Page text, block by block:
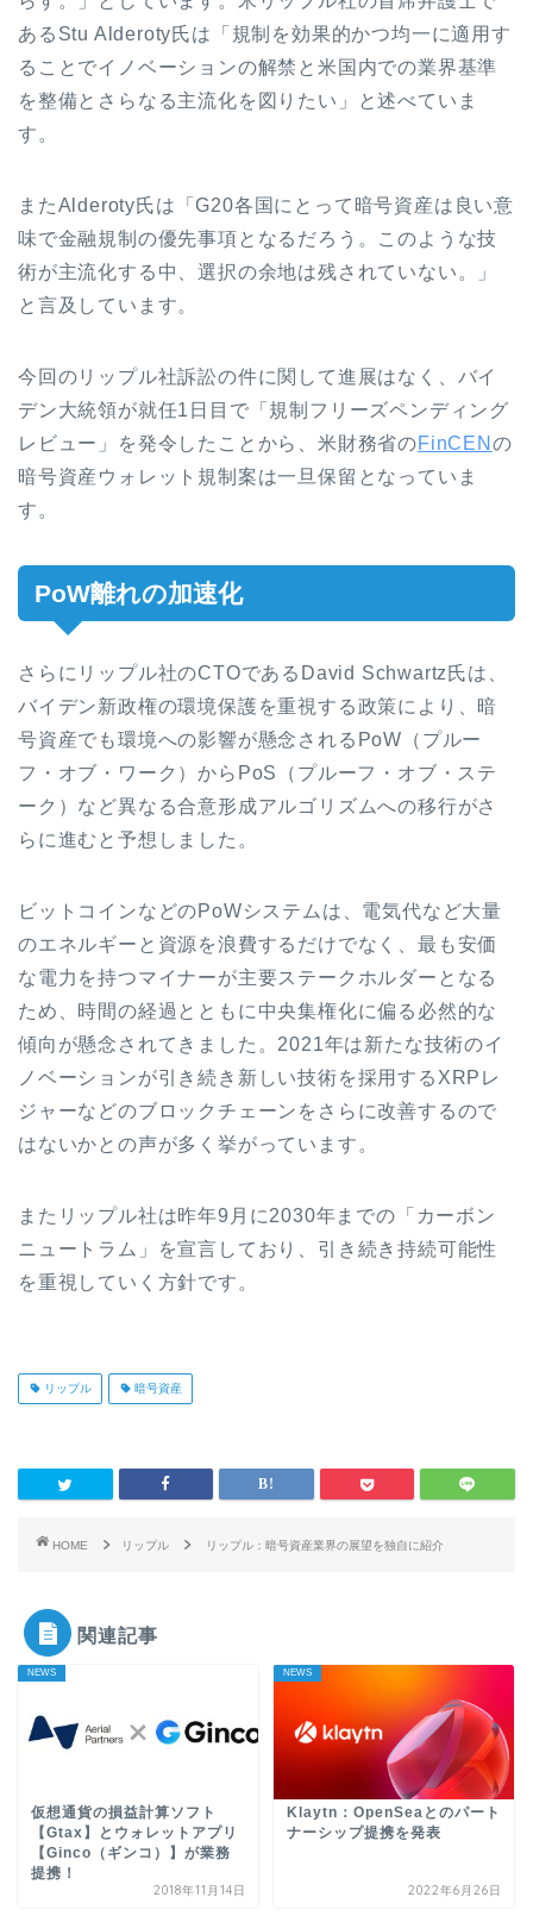
あるStu Alderoty氏は「規制を効果的かつ均一に適用す
ることでイノベーションの解禁と米国内での業界基準
を整備とさらなる主流化を図りたい」と述べていま
す。
またAlderoty氏は「G20各国にとって暗号資産は良い意
味で金融規制の優先事項となるだろう。このような技
術が主流化する中、選択の余地は残されていない。」
と言及しています。
今回のリップル社訴訟の件に関して進展はなく、バイ
デン大統領が就任1日目で「規制フリーズペンディング
レビュー」を発令したことから、米財務省のFinCEN の
暗号資産ウォレット規制案は一旦保留となっていま
す。
PoW離れの加速化
さらにリップル社のCTOであるDavid Schwartz氏は、
バイデン新政権の環境保護を重視する政策により、暗
号資産でも環境への影響が懸念されるPoW（プルー
フ・オブ・ワーク）からPoS（プルーフ・オブ・ステ
ーク）など異なる合意形成アルゴリズムへの移行がさ
らに進むと予想しました。
ビットコインなどのPoWシステムは、電気代など大量
のエネルギーと資源を浪費するだけでなく、最も安価
な電力を持つマイナーが主要ステークホルダーとなる
ため、時間の経過とともに中央集権化に偏る必然的な
傾向が懸念されてきました。2021年は新たな技術のイ
ノベーションが引き続き新しい技術を採用するXRPレ
ジャーなどのブロックチェーンをさらに改善するので
はないかとの声が多く挙がっています。
またリップル社は昨年9月に2030年までの「カーボン
ニュートラム」を宣言しており、引き続き持続可能性
を重視していく方針です。
リップル 暗号資産
HOME リップル リップル：暗号資産業界の展望を独自に紹介
関連記事
NEWS
仮想通貨の損益計算ソフト
【Gtax】とウォレットアプリ
【Ginco（ギンコ）】が業務
提携！
2018年11月14日
NEWS
Klaytn：OpenSeaとのパート
ナーシップ提携を発表
2022年6月26日